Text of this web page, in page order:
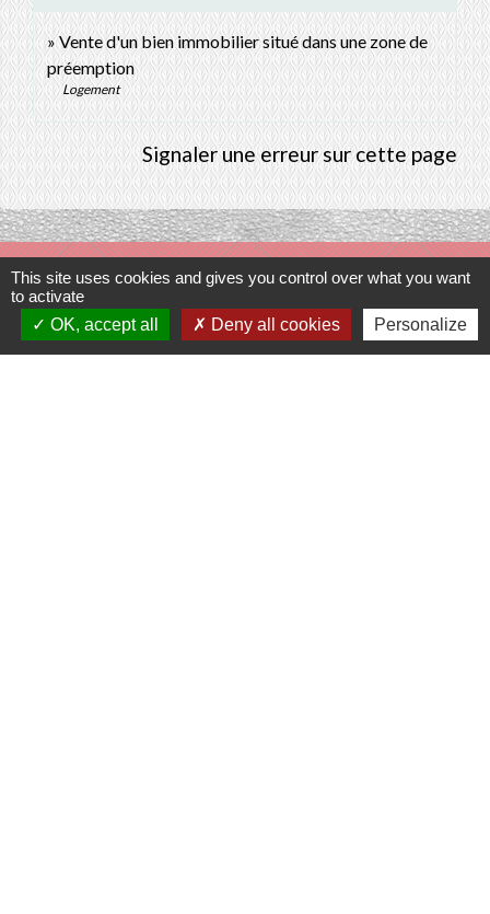
Vente d'un bien immobilier situé dans une zone de
préemption
Logement
Signaler une erreur sur cette page
Contacts
Commune de Prunay-Cassereau
11, rue de l'Hôtel de Ville
This site uses cookies and gives you control over what you want
to activate
OK, accept all
Deny all cookies Personalize